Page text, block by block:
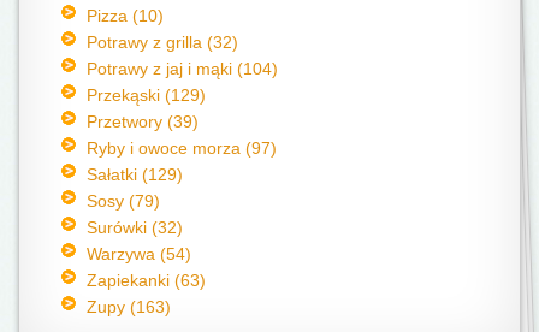
Pizza (10)
Potrawy z grilla (32)
Potrawy z jaj i mąki (104)
Przekąski (129)
Przetwory (39)
Ryby i owoce morza (97)
Sałatki (129)
Sosy (79)
Surówki (32)
Warzywa (54)
Zapiekanki (63)
Zupy (163)